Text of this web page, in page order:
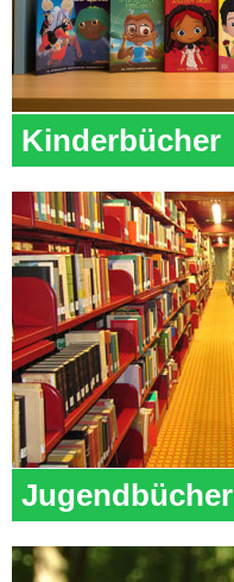
Kinderbücher
Jugendbücher